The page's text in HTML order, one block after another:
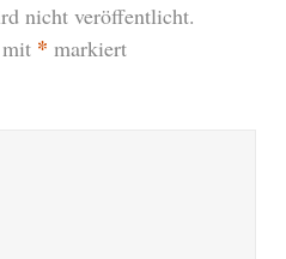
nicht veröffentlicht.
* markiert